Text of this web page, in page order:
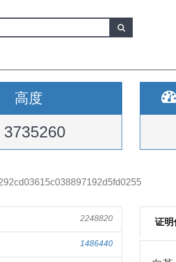
高度
3735260
2248820
1486440
证明